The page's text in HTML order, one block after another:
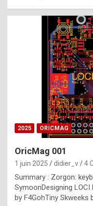
2025 ORICMAG
OricMag 001
1 juin 2025 didier_v 4
Summary : Zorgon:
SymoonDesigning
by F4GohTiny Skweeks